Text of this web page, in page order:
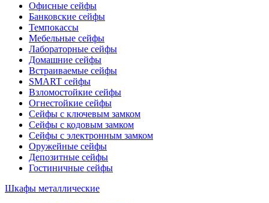
Офисные сейфы
Банковские сейфы
Темпокассы
Мебельные сейфы
Лабораторные сейфы
Домашние сейфы
Встраиваемые сейфы
SMART сейфы
Взломостойкие сейфы
Огнестойкие сейфы
Сейфы с ключевым замком
Сейфы с кодовым замком
Сейфы с электронным замком
Оружейные сейфы
Депозитные сейфы
Гостиничные сейфы
Шкафы металлические